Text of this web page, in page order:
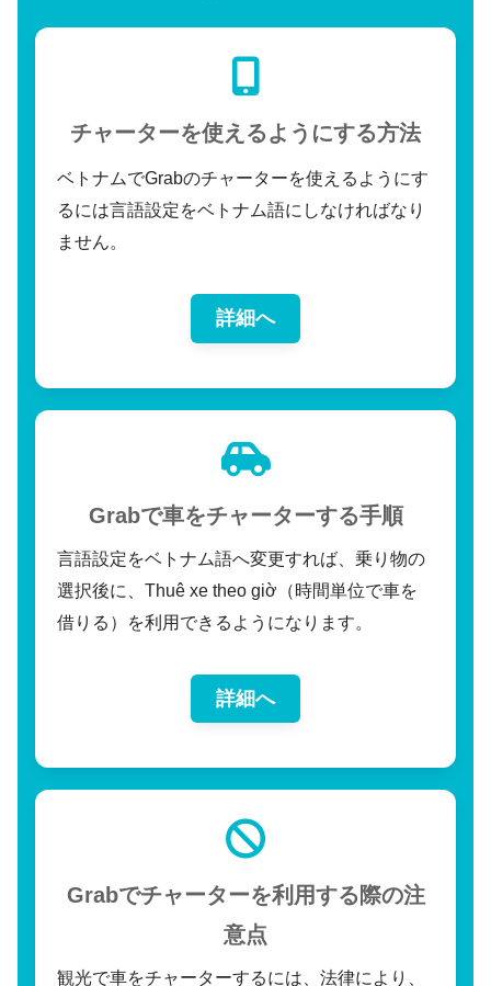
チャーターを使えるようにする方法
ベトナムでGrabのチャーターを使えるようにす
るには言語設定をベトナム語にしなければなり
ません。
詳細へ
Grabで車をチャーターする手順
言語設定をベトナム語へ変更すれば、乗り物の
選択後に、Thuê xe theo giờ（時間単位で車を
借りる）を利用できるようになります。
詳細へ
Grabでチャーターを利用する際の注
意点
観光で車をチャーターするには、法律により、